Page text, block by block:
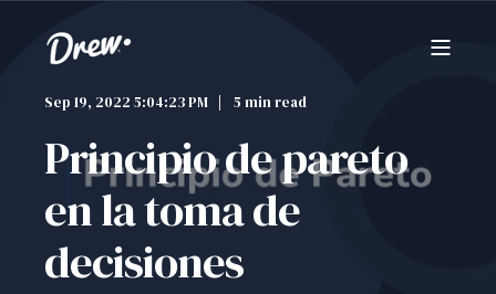
Sep 19, 2022 5:04:23 PM 5 min read
Principio de pareto
en la toma de
decisiones